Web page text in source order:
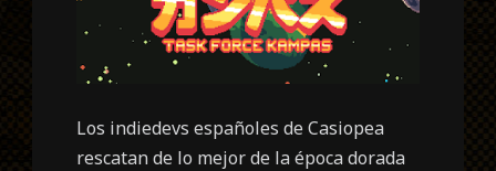
Los indiedevs españoles de Casiopea
rescatan de lo mejor de la época dorada